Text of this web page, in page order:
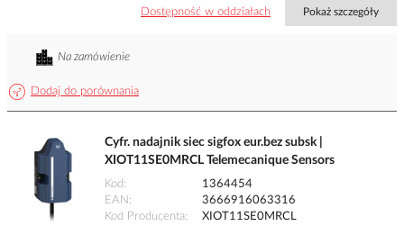
Dostępność w oddziałach Pokaż szczegóły
Dodaj do porównania
Na zamówienie
Cyfr. nadajnik siec sigfox eur.bez subsk |
XIOT11SE0MRCL Telemecanique Sensors
Kod
1364454
EAN
3666916063316
Kod Producenta
XIOT11SE0MRCL